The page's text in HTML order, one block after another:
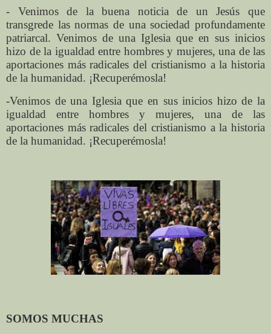
- Venimos de la buena noticia de un Jesús que
transgrede las normas de una sociedad profundamente
patriarcal. Venimos de una Iglesia que en sus inicios
hizo de la igualdad entre hombres y mujeres, una de las
aportaciones más radicales del cristianismo a la historia
de la humanidad. ¡Recuperémosla!
-Venimos de una Iglesia que en sus inicios hizo de la
igualdad entre hombres y mujeres, una de las
aportaciones más radicales del cristianismo a la historia
de la humanidad. ¡Recuperémosla!
SOMOS MUCHAS